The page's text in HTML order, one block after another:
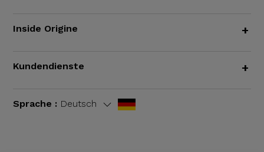
Inside Origine +
Kundendienste +
Sprache : Deutsch